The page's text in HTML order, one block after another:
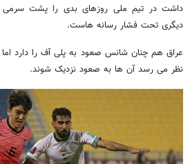
داشت در تیم ملی روزهای بدی را پشت سرمی
دیگری تحت فشار رسانه هاست.
عراق هم چنان شانس صعود به پلی آف را دارد اما
نظر می رسد آن ها به صعود نزدیک شوند.